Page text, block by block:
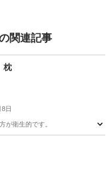
関連記事
枕
8日
が衛生的です。